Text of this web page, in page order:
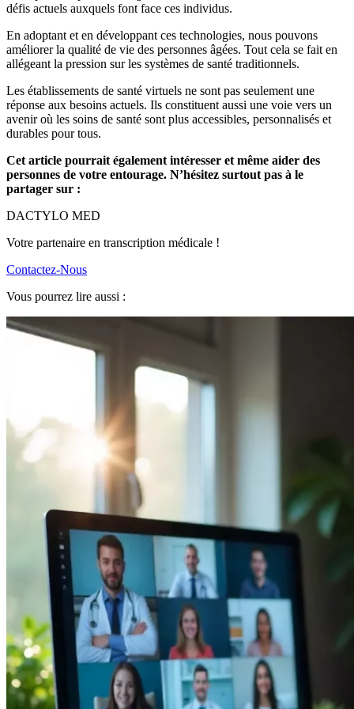
défis actuels auxquels font face ces individus.
En adoptant et en développant ces technologies, nous pouvons
améliorer la qualité de vie des personnes âgées. Tout cela se fait en
allégeant la pression sur les systèmes de santé traditionnels.
Les établissements de santé virtuels ne sont pas seulement une
réponse aux besoins actuels. Ils constituent aussi une voie vers un
avenir où les soins de santé sont plus accessibles, personnalisés et
durables pour tous.
Cet article pourrait également intéresser et même aider des
personnes de votre entourage. N’hésitez surtout pas à le
partager sur :
DACTYLO MED
Votre partenaire en transcription médicale !
Contactez-Nous
Vous pourrez lire aussi :